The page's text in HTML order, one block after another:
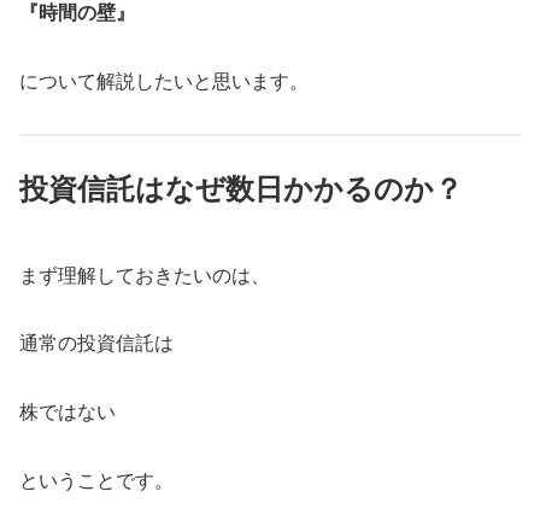
『時間の壁』
について解説したいと思います。
投資信託はなぜ数日かかるのか？
まず理解しておきたいのは、
通常の投資信託は
株ではない
ということです。